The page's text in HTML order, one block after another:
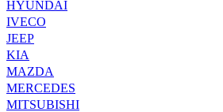
HYUNDAI
IVECO
JEEP
KIA
MAZDA
MERCEDES
MITSUBISHI